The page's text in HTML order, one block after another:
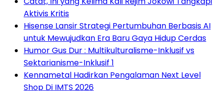
Aktivis Kritis
Hisense Lansir Strategi Pertumbuhan Berbasis AI
untuk Mewujudkan Era Baru Gaya Hidup Cerdas
Humor Gus Dur : Multikulturalisme-Inklusif vs
Sektarianisme-Inklusif 1
Kennametal Hadirkan Pengalaman Next Level
Shop Di IMTS 2026